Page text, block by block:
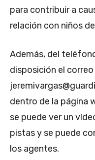
para contribuir a
relación con niños
Además, del
disposición el correo
dentro de la página
se puede ver un
pistas y se puede
los agentes.